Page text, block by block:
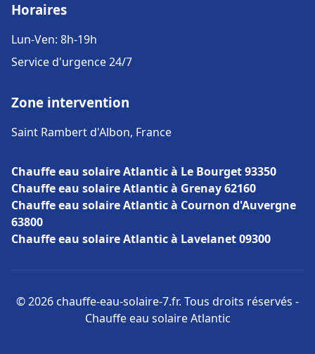
Horaires
Lun-Ven: 8h-19h
Service d'urgence 24/7
Zone intervention
Saint Rambert d'Albon, France
Chauffe eau solaire Atlantic à Le Bourget 93350
Chauffe eau solaire Atlantic à Grenay 62160
Chauffe eau solaire Atlantic à Cournon d'Auvergne
63800
Chauffe eau solaire Atlantic à Lavelanet 09300
© 2026 chauffe-eau-solaire-7.fr. Tous droits réservés -
Chauffe eau solaire Atlantic